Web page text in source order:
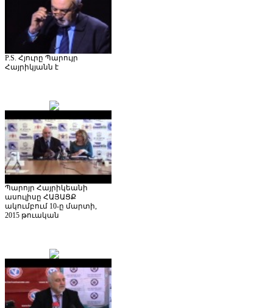
P.S. Հյուրը Պարույր
Հայրիկյանն է
Պարոյր Հայրիկեանի
ասուլիսը ՀԱՅԱՑՔ
ակումբում 10-ը մարտի,
2015 թուական